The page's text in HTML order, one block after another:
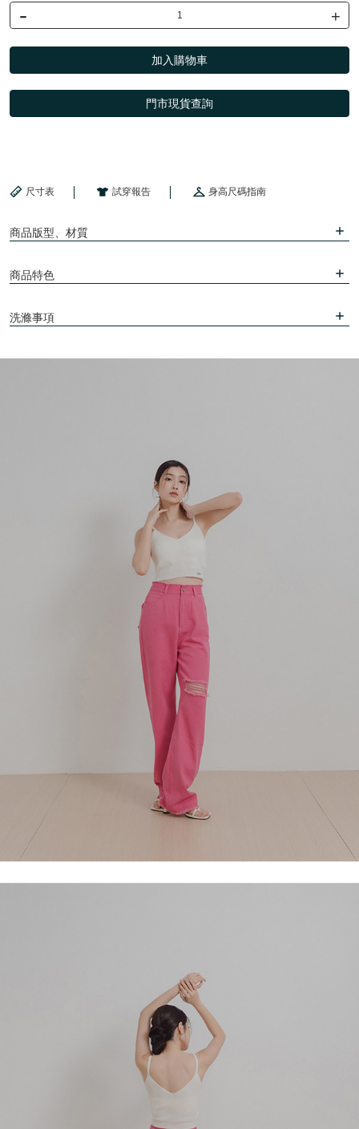
- +
加入購物車
門市現貨查詢
尺寸表 試穿報告 身高尺碼指南
商品版型、材質
商品特色
洗滌事項